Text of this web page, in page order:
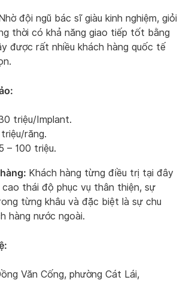
đội ngũ bác sĩ giàu kinh nghiệm, giỏi
thời có khả năng giao tiếp tốt bằng
được rất nhiều khách hàng quốc tế
triệu/Implant.
răng.
– 100 triệu.
Khách hàng từng điều trị tại đây
thái độ phục vụ thân thiện, sự
từng khâu và đặc biệt là sự chu
hàng nước ngoài.
Văn Cống, phường Cát Lái,